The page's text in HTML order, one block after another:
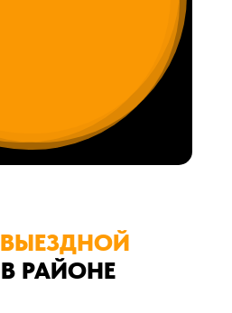
ВЫЕЗДНОЙ
В РАЙОНЕ